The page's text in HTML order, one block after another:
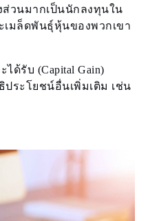
งส่วนมากเป็นนักลงทุนใน
เมล็ดพันธุ์หุ้นของพวกเขา
ด้รับ (Capital Gain)
ประโยชน์อื่นเพิ่มเติม เช่น